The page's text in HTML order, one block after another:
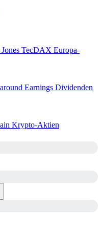
TecDAX Europa-
Earnings Dividenden
Krypto-Aktien